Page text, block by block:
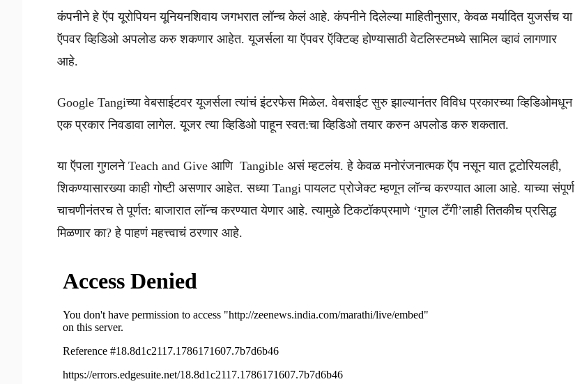
कंपनीने हे ऍप यूरोपियन यूनियनशिवाय जगभरात लॉन्च केलं आहे. कंपनीने दिलेल्या माहितीनुसार, केवळ मर्यादित युजर्सच या
ऍपवर व्हिडिओ अपलोड करु शकणार आहेत. यूजर्सला या ऍपवर ऍक्टिव्ह होण्यासाठी वेटलिस्टमध्ये सामिल व्हावं लागणार
आहे.
Google Tangiच्या वेबसाईटवर यूजर्सला त्यांचं इंटरफेस मिळेल. वेबसाईट सुरु झाल्यानंतर विविध प्रकारच्या व्हिडिओमधून
एक प्रकार निवडावा लागेल. यूजर त्या व्हिडिओ पाहून स्वत:चा व्हिडिओ तयार करुन अपलोड करु शकतात.
या ऍपला गुगलने Teach and Give आणि Tangible असं म्हटलंय. हे केवळ मनोरंजनात्मक ऍप नसून यात टूटोरियलही,
शिकण्यासारख्या काही गोष्टी असणार आहेत. सध्या Tangi पायलट प्रोजेक्ट म्हणून लॉन्च करण्यात आला आहे. याच्या संपूर्ण
चाचणीनंतरच ते पूर्णत: बाजारात लॉन्च करण्यात येणार आहे. त्यामुळे टिकटॉकप्रमाणे ‘गुगल टँगी’लाही तितकीच प्रसिद्ध
मिळणार का? हे पाहणं महत्त्वाचं ठरणार आहे.